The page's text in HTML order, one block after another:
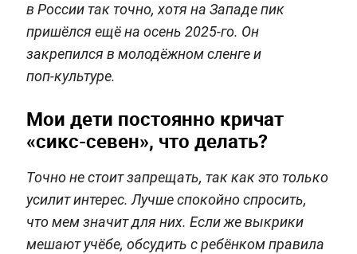
в России так точно, хотя на Западе пик
пришёлся ещё на осень 2025‑го. Он
закрепился в молодёжном сленге и
поп‑культуре.
Мои дети постоянно кричат
«сикс-севен», что делать?
Точно не стоит запрещать, так как это только
усилит интерес. Лучше спокойно спросить,
что мем значит для них. Если же выкрики
мешают учёбе, обсудить с ребёнком правила